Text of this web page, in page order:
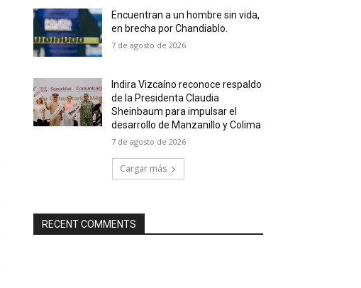
Encuentran a un hombre sin vida,
en brecha por Chandiablo.
7 de agosto de 2026
Indira Vizcaíno reconoce respaldo
de la Presidenta Claudia
Sheinbaum para impulsar el
desarrollo de Manzanillo y Colima
7 de agosto de 2026
Cargar más
RECENT COMMENTS